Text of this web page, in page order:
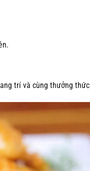
trí và cùng thưởng